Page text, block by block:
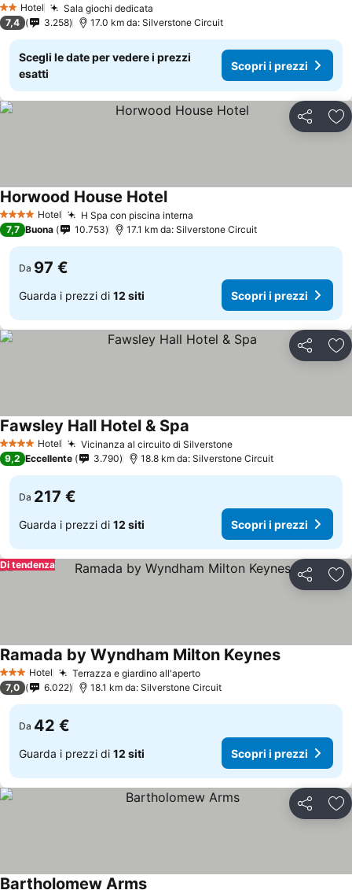
2 StelleHotel
Sala giochi dedicata
7,4
3.258 17.0 km da: Silverstone Circuit
Scegli le date per vedere i prezzi
esatti
Scopri i prezzi
Condividi
4 Stelle Hotel H Spa con piscina interna
Horwood House Hotel
7,7 Buona 10.753 17.1 km da: Silverstone Circuit
Da 97 €
Guarda i prezzi di 12 siti Scopri i prezzi
Condividi
4 Stelle Hotel Vicinanza al circuito di Silverstone
Fawsley Hall Hotel & Spa
9,2 Eccellente 3.790 18.8 km da: Silverstone Circuit
Da 217 €
Guarda i prezzi di 12 siti Scopri i prezzi
Condividi
Di tendenza
3 StelleHotel Terrazza e giardino all'aperto
Ramada by Wyndham Milton Keynes
7,0 6.022 18.1 km da: Silverstone Circuit
Da 42 €
Guarda i prezzi di 12 siti Scopri i prezzi
Condividi
Bartholomew Arms